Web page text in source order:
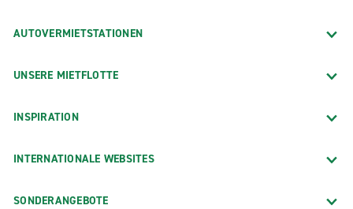
AUTOVERMIETSTATIONEN
UNSERE MIETFLOTTE
INSPIRATION
INTERNATIONALE WEBSITES
SONDERANGEBOTE